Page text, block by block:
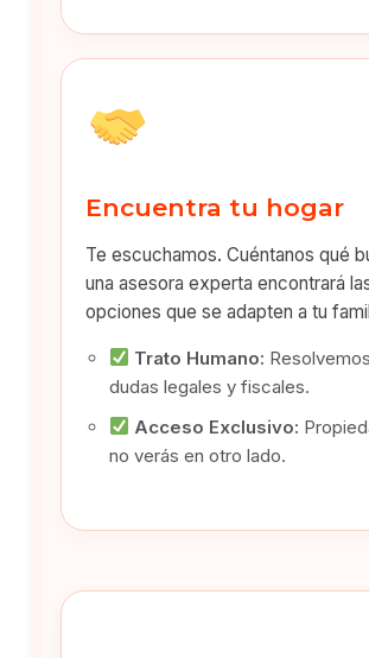
Encuentra tu hogar
Te escuchamos. Cuéntanos qué
una asesora experta encontrará
opciones que se adapten a tu
Trato Humano:
dudas legales y fiscales.
Acceso Exclusivo:
no verás en otro lado.